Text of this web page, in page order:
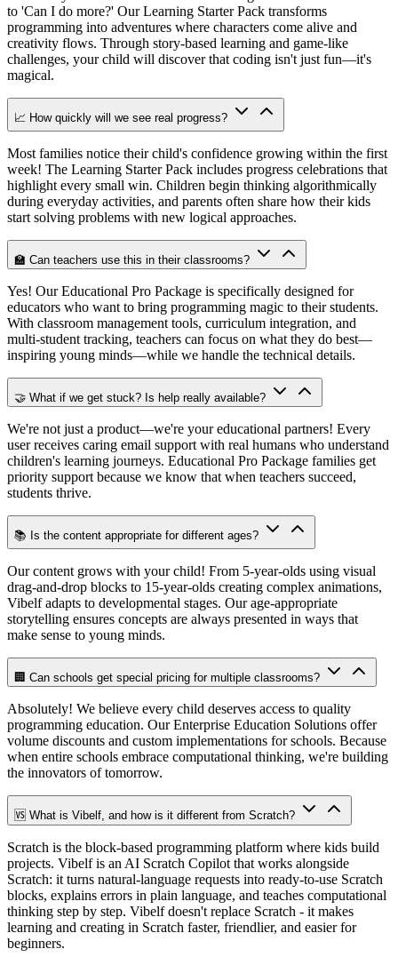
to 'Can I do more?' Our Learning Starter Pack transforms
programming into adventures where characters come alive and
creativity flows. Through story-based learning and game-like
challenges, your child will discover that coding isn't just fun—it's
magical.
📈 How quickly will we see real progress?
Most families notice their child's confidence growing within the first
week! The Learning Starter Pack includes progress celebrations that
highlight every small win. Children begin thinking algorithmically
during everyday activities, and parents often share how their kids
start solving problems with new logical approaches.
🏫 Can teachers use this in their classrooms?
Yes! Our Educational Pro Package is specifically designed for
educators who want to bring programming magic to their students.
With classroom management tools, curriculum integration, and
multi-student tracking, teachers can focus on what they do best—
inspiring young minds—while we handle the technical details.
🤝 What if we get stuck? Is help really available?
We're not just a product—we're your educational partners! Every
user receives caring email support with real humans who understand
children's learning journeys. Educational Pro Package families get
priority support because we know that when teachers succeed,
students thrive.
📚 Is the content appropriate for different ages?
Our content grows with your child! From 5-year-olds using visual
drag-and-drop blocks to 15-year-olds creating complex animations,
Vibelf adapts to developmental stages. Our age-appropriate
storytelling ensures concepts are always presented in ways that
make sense to young minds.
🏢 Can schools get special pricing for multiple classrooms?
Absolutely! We believe every child deserves access to quality
programming education. Our Enterprise Education Solutions offer
volume discounts and custom implementations for schools. Because
when entire schools embrace computational thinking, we're building
the innovators of tomorrow.
🆚 What is Vibelf, and how is it different from Scratch?
Scratch is the block-based programming platform where kids build
projects. Vibelf is an AI Scratch Copilot that works alongside
Scratch: it turns natural-language requests into ready-to-use Scratch
blocks, explains errors in plain language, and teaches computational
thinking step by step. Vibelf doesn't replace Scratch - it makes
learning and creating in Scratch faster, friendlier, and easier for
beginners.